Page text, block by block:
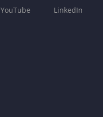
YouTube LinkedIn